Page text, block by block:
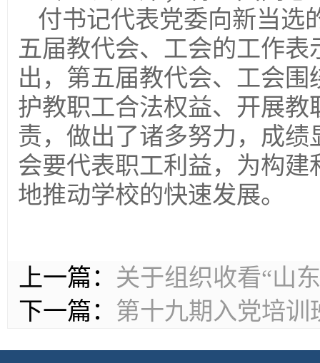
付书记代表党委向新当选
五届教代会、工会的工作
出，第五届教代会、工会
护教职工合法权益、开展
责，做出了诸多努力，成
会要代表职工利益，为构
地推动学校的快速发展。
上一篇： 关于组织收看“山
下一篇： 第十九期入党培训